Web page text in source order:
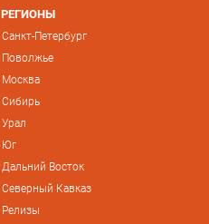
РЕГИОНЫ
Санкт-Петербург
Поволжье
Москва
Сибирь
Урал
Юг
Дальний Восток
Северный Кавказ
Релизы